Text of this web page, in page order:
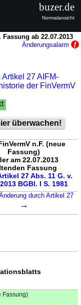
Fassung ab 22.07.2013
Änderungsalarm
27 AIFM-
der FinVermV
überwachen!
n.F. (neue
Fassung)
am 22.07.2013
Fassung
27 Abs. 11 G. v.
BGBl. I S. 1981
durch Artikel 27
→
Fassung)
buzer.de
Normalansicht